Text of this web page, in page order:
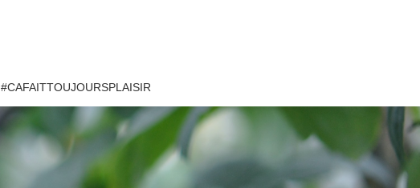
#CAFAITTOUJOURSPLAISIR